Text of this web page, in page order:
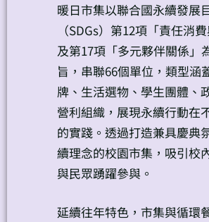
暖日市集以聯合國永續發展
（SDGs）第12項「責任消費
及第17項「多元夥伴關係」
旨，串聯66個單位，類型涵
牌、生活選物、學生團體、
營利組織，展現永續行動在
的實踐。透過打造兼具慶典
續理念的校園市集，吸引校
與民眾踴躍參與。
延續往年特色，市集與循環